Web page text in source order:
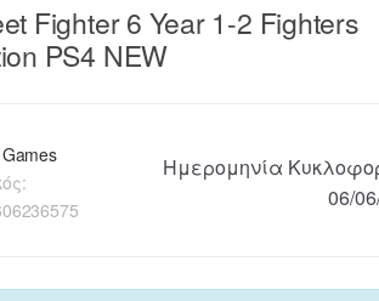
Fighter 6 Year 1-2 Fighters
PS4 NEW
Ημερομηνία
06/